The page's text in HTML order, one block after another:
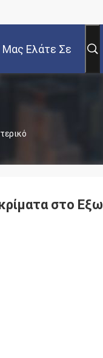
Μας Ελάτε Σε
στο